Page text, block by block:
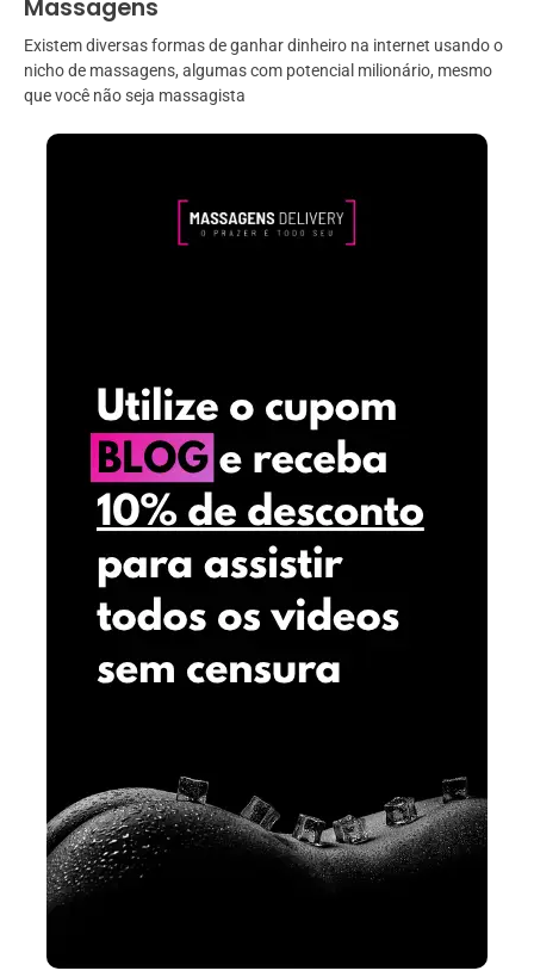
Massagens
Existem diversas formas de ganhar dinheiro na internet usando o
nicho de massagens, algumas com potencial milionário, mesmo
que você não seja massagista